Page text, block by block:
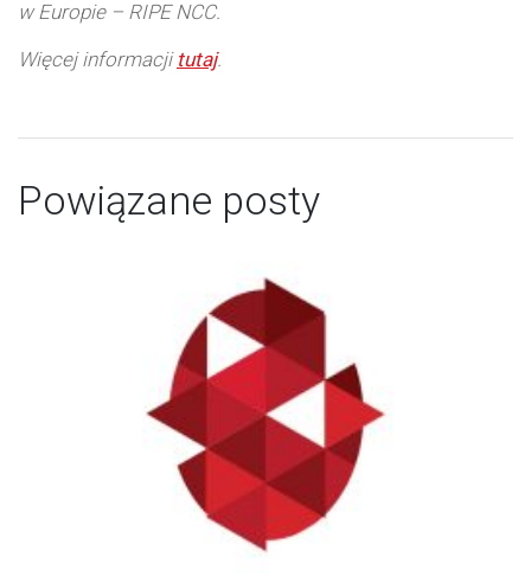
w Europie – RIPE NCC.
Więcej informacji tutaj.
Powiązane posty